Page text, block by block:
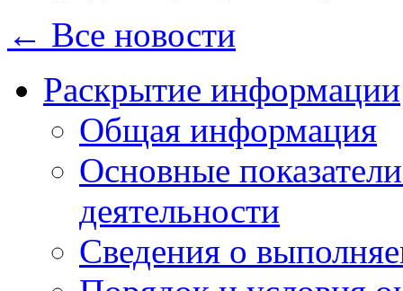
← Все новости
Раскрытие информации
Общая информация
Основные
деятельности
Сведения о